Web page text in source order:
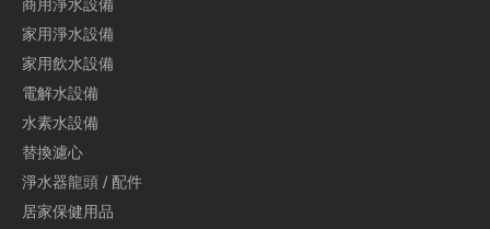
商用淨水設備
家用淨水設備
家用飲水設備
電解水設備
水素水設備
替換濾心
淨水器龍頭 / 配件
居家保健用品